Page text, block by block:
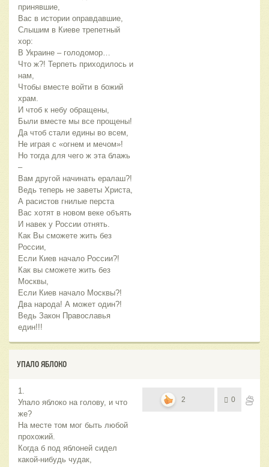
принявшие,
Вас в истории оправдавшие,
Слышим в Киеве трепетный
хор:
В Украине – голодомор…
Что ж?! Терпеть приходилось и
нам,
Чтобы вместе войти в божий
храм.
И чтоб к небу обращены,
Были вместе мы все прощены!
Да чтоб стали едины во всем,
Не играя с «огнем и мечом»!
Но тогда для чего ж эта блажь
–
Вам другой начинать ералаш?!
Ведь теперь не заветы Христа,
А расистов гнилые перста
Вас хотят в новом веке объять
И навек у России отнять.
Как Вы сможете жить без
России,
Если Киев начало России?!
Как вы сможете жить без
Москвы,
Если Киев начало Москвы?!
Два народа! А может один?!
Ведь Закон Православья
един!!!
УПАЛО ЯБЛОКО
1.
Упало яблоко на голову, и что
же?
На месте том мог быть любой
прохожий.
Когда б под яблоней сидел
какой-нибудь чудак,
2 0